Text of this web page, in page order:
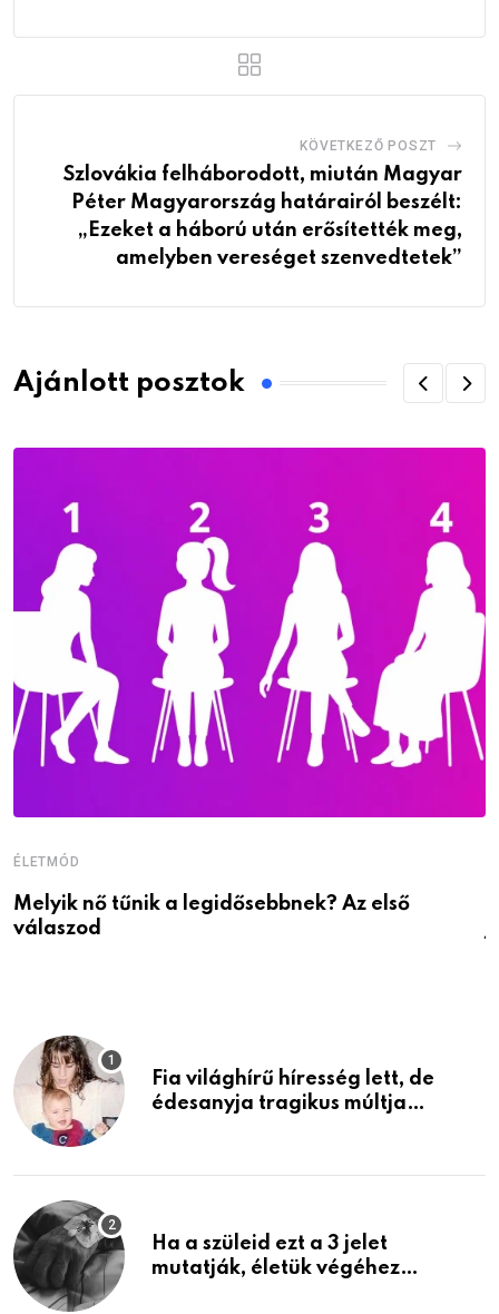
KÖVETKEZŐ POSZT
Szlovákia felháborodott, miután Magyar
Péter Magyarország határairól beszélt:
„Ezeket a háború után erősítették meg,
amelyben vereséget szenvedtetek”
Ajánlott posztok
ÉLETMÓD
Melyik nő tűnik a legidősebbnek? Az első
válaszod
Fia világhírű híresség lett, de
édesanyja tragikus múltja
Ha a szüleid ezt a 3 jelet
mutatják, életük végéhez